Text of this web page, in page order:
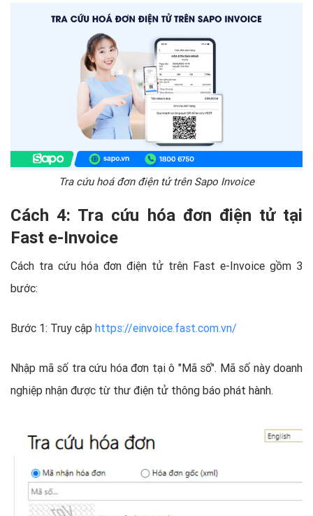
Tra cứu hoá đơn điện tử trên Sapo Invoice
Cách 4: Tra cứu hóa đơn điện tử tại
Fast e-Invoice
Cách tra cứu hóa đơn điện tử trên Fast e-Invoice gồm 3
bước:
Bước 1: Truy cập https://einvoice.fast.com.vn/
Nhập mã số tra cứu hóa đơn tại ô "Mã số". Mã số này doanh
nghiệp nhận được từ thư điện tử thông báo phát hành.